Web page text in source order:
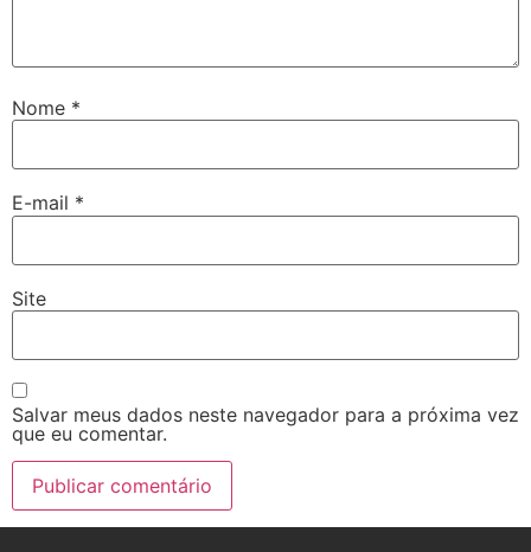
Nome *
E-mail *
Site
Salvar meus dados neste navegador para a próxima vez
que eu comentar.